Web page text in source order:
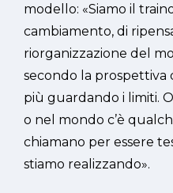
modello: «Siamo il
cambiamento, di
riorganizzazione del
secondo la
più guardando i limiti.
o nel mondo c’è
chiamano per essere
stiamo realizzando».